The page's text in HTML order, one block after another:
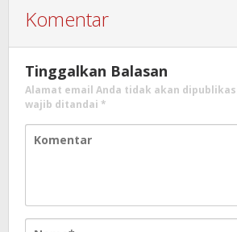
Komentar
Tinggalkan Balasan
Alamat email Anda tidak akan
wajib ditandai *